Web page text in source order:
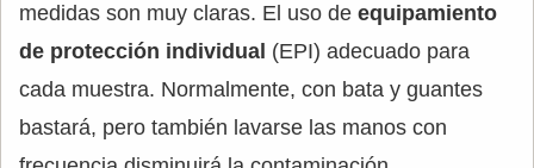
medidas son muy claras. El uso de equipamiento
de protección individual (EPI) adecuado para
cada muestra. Normalmente, con bata y guantes
bastará, pero también lavarse las manos con